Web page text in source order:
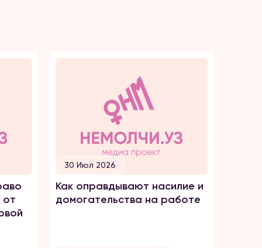
от
30 Июл 2026
Как оправдывают насилие и
домогательства на работе